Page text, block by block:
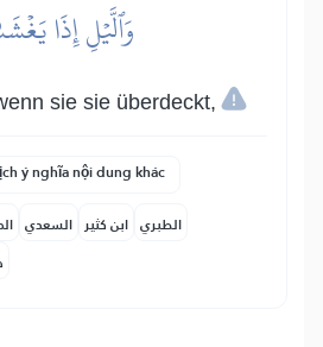
وَٱلَّيۡلِ إِذَا
sie sie überdeckt,
ý nghĩa nội dung khác
السعدي ابن كثير الطبري